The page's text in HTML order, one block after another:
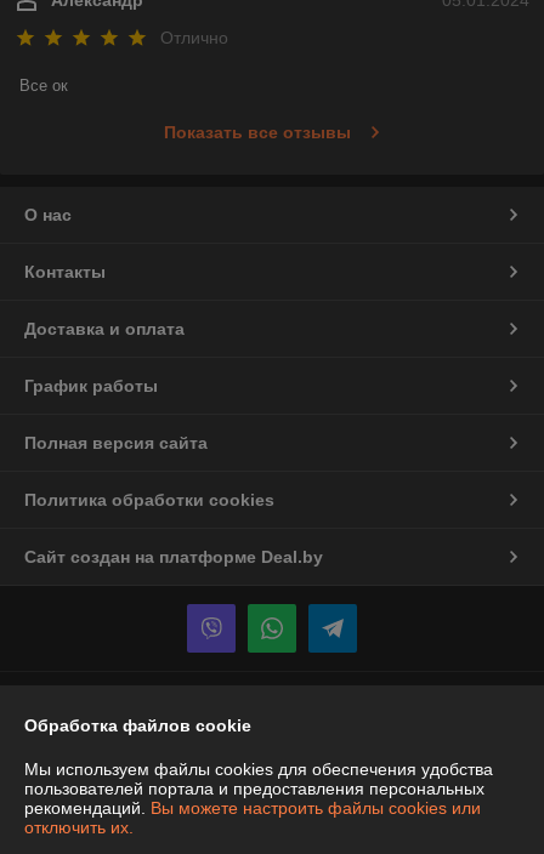
Отлично
Все ок
Показать все отзывы
О нас
Контакты
Доставка и оплата
График работы
Полная версия сайта
Политика обработки cookies
Сайт создан на платформе Deal.by
Республика Беларусь, г. Минск, ул. Ботаническая,5А, офис 501
Регистрационный номер ЕГР: 190302109
Обработка файлов cookie
Мы используем файлы cookies для обеспечения удобства
пользователей портала и предоставления персональных
рекомендаций. Вы можете настроить файлы cookies или
отключить их.